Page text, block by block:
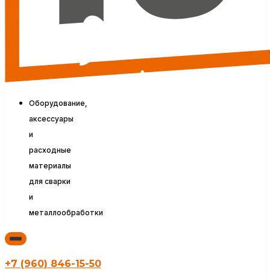
Оборудование,
аксессуары
и
расходные
материалы
для сварки
и
металлообработки
+7 (960) 846-15-50